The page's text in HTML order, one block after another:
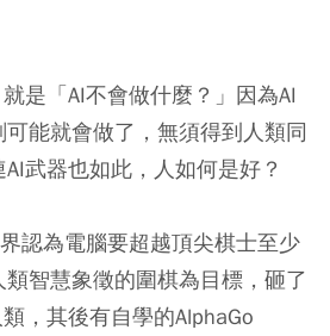
是「AI不會做什麼？」因為AI
能就會做了，無須得到人類同
武器也如此，人如何是好？
認為電腦要超越頂尖棋士至少
智慧象徵的圍棋為目標，砸了
，其後有自學的AlphaGo